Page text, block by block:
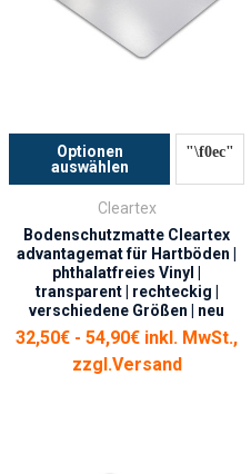
Optionen
auswählen
Cleartex
Bodenschutzmatte Cleartex
advantagemat für Hartböden |
phthalatfreies Vinyl |
transparent | rechteckig |
verschiedene Größen | neu
32,50€ - 54,90€ inkl. MwSt.,
zzgl.Versand